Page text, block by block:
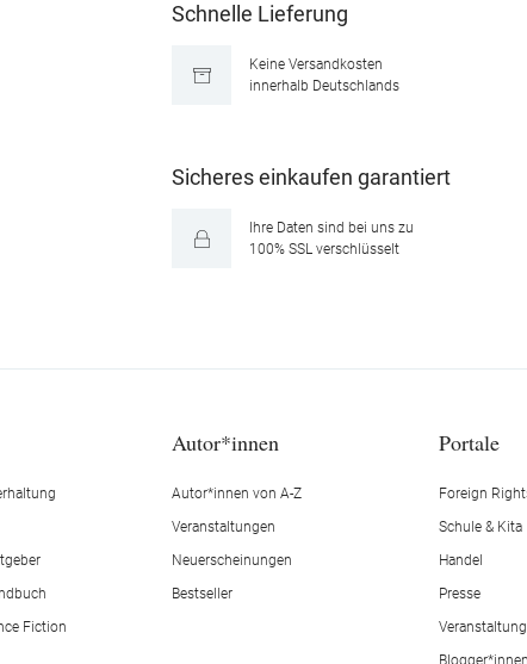
Schnelle Lieferung
Keine Versandkosten
innerhalb Deutschlands
Sicheres einkaufen garantiert
Ihre Daten sind bei uns zu
100% SSL verschlüsselt
Fiction
Autor*innen
Autor*innen von A-Z
Veranstaltungen
Neuerscheinungen
Bestseller
Portale
Foreign
Schule & Kita
Handel
Presse
Blogger*innen